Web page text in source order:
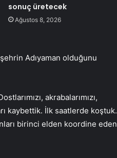
sonuç üretecek
Ağustos 8, 2026
Adıyaman olduğunu
akrabalarımızı,
kaybettik. İlk saatlerde koştuk.
birinci elden koordine eden